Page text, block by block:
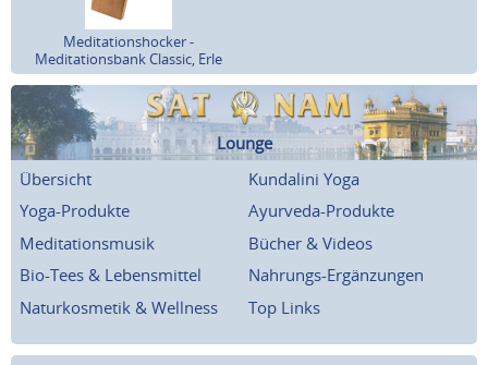
Meditationshocker -
Meditationsbank Classic, Erle
Lounge
Übersicht
Kundalini Yoga
Yoga-Produkte
Ayurveda-Produkte
Meditationsmusik
Bücher & Videos
Bio-Tees & Lebensmittel
Nahrungs-Ergänzungen
Naturkosmetik & Wellness
Top Links